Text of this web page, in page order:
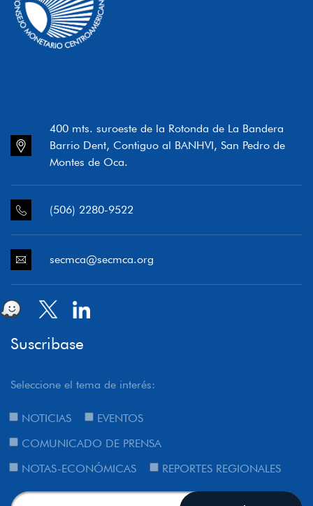
400 mts. suroeste de la Rotonda de La Bandera
Barrio Dent, Contiguo al BANHVI, San Pedro de
Montes de Oca.
(506) 2280-9522
secmca@secmca.org
Suscribase
Seleccione el tema de interés:
NOTICIAS
EVENTOS
COMUNICADO DE PRENSA
NOTAS-ECONÓMICAS
REPORTES REGIONALES